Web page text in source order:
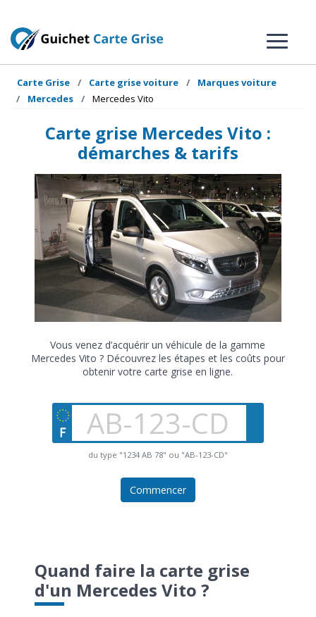
Carte Grise Carte grise voiture
Marques voiture
Mercedes
Mercedes Vito
Carte grise Mercedes Vito :
démarches & tarifs
Vous venez d’acquérir un véhicule de la gamme
Mercedes Vito ? Découvrez les étapes et les coûts pour
obtenir votre carte grise en ligne.
du type "1234 AB 78" ou "AB-123-CD"
Commencer
Quand faire la carte grise
d'un Mercedes Vito ?